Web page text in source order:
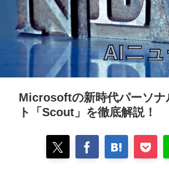
Microsoftの新時代パーソナ
ト「Scout」を徹底解説！